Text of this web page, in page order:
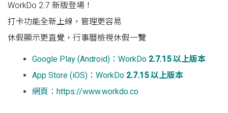
WorkDo 2.7 新版登場！
打卡功能全新上線，管理更容易
休假顯示更直覺，行事曆檢視休假一覽
Google Play (Android)：WorkDo 2.7.15 以上版本
App Store (iOS)：WorkDo 2.7.15 以上版本
網頁： https://www.workdo.co